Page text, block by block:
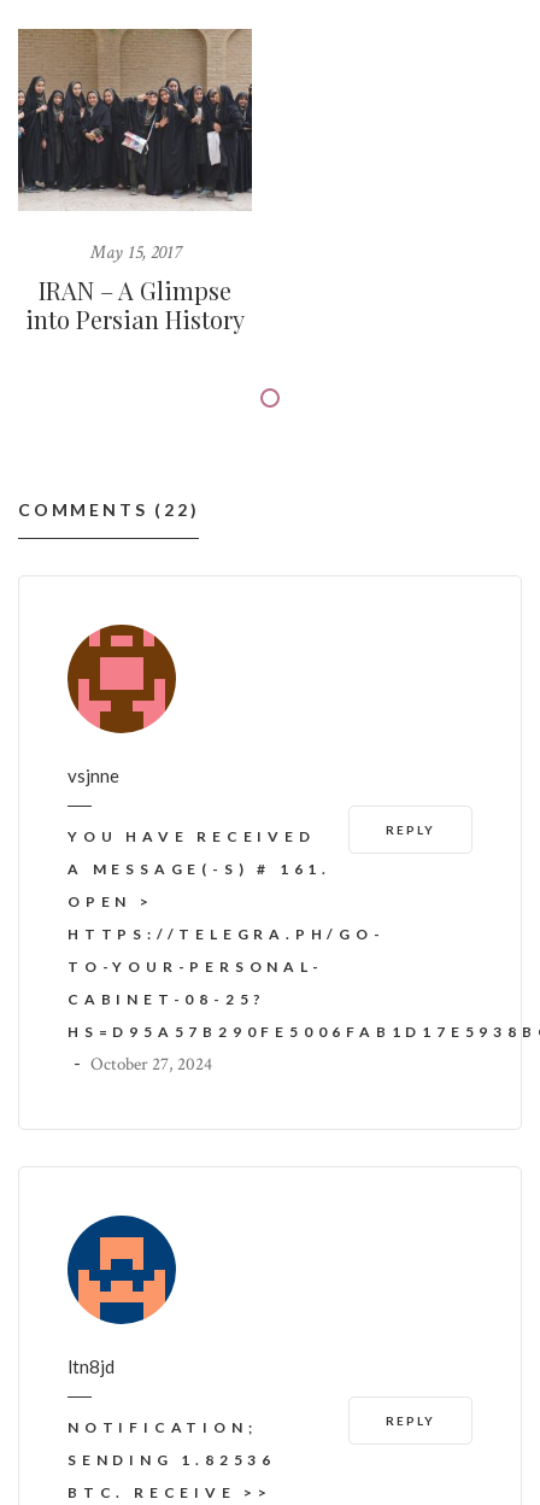
May 15, 2017
IRAN – A Glimpse
into Persian History
COMMENTS (22)
vsjnne
REPLY
YOU HAVE RECEIVED
A MESSAGE(-S) # 161.
OPEN >
HTTPS://TELEGRA.PH/GO-
TO-YOUR-PERSONAL-
CABINET-08-25?
- October 27, 2024
ltn8jd
REPLY
NOTIFICATION;
SENDING 1.82536
BTC. RECEIVE >>